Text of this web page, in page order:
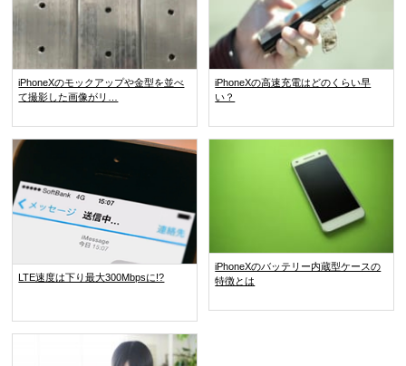
iPhoneXのモックアップや金型を並べ
て撮影した画像がリ…
iPhoneXの高速充電はどのくらい早
い？
LTE速度は下り最大300Mbpsに!?
iPhoneXのバッテリー内蔵型ケースの
特徴とは